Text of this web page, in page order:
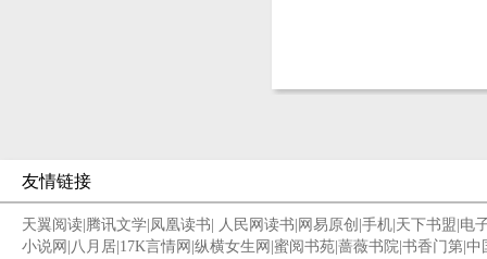
友情链接
天翼阅读 腾讯文学 凤凰读书 人民网读书 网易原创 手机 天下书盟 电
小说网 八月居 17K言情网 纵横女生网 蜜阅书苑 蔷薇书院 书香门第 中